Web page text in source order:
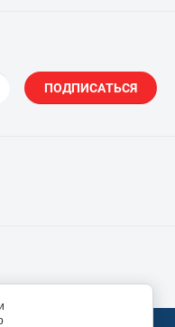
ПОДПИСАТЬСЯ